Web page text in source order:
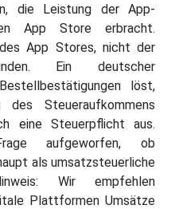
die Leistung der App-
App Store erbracht.
App Stores, nicht der
Ein deutscher
löst,
Steueraufkommens
eine Steuerpflicht aus.
aufgeworfen, ob
als umsatzsteuerliche
Wir empfehlen
Plattformen Umsätze